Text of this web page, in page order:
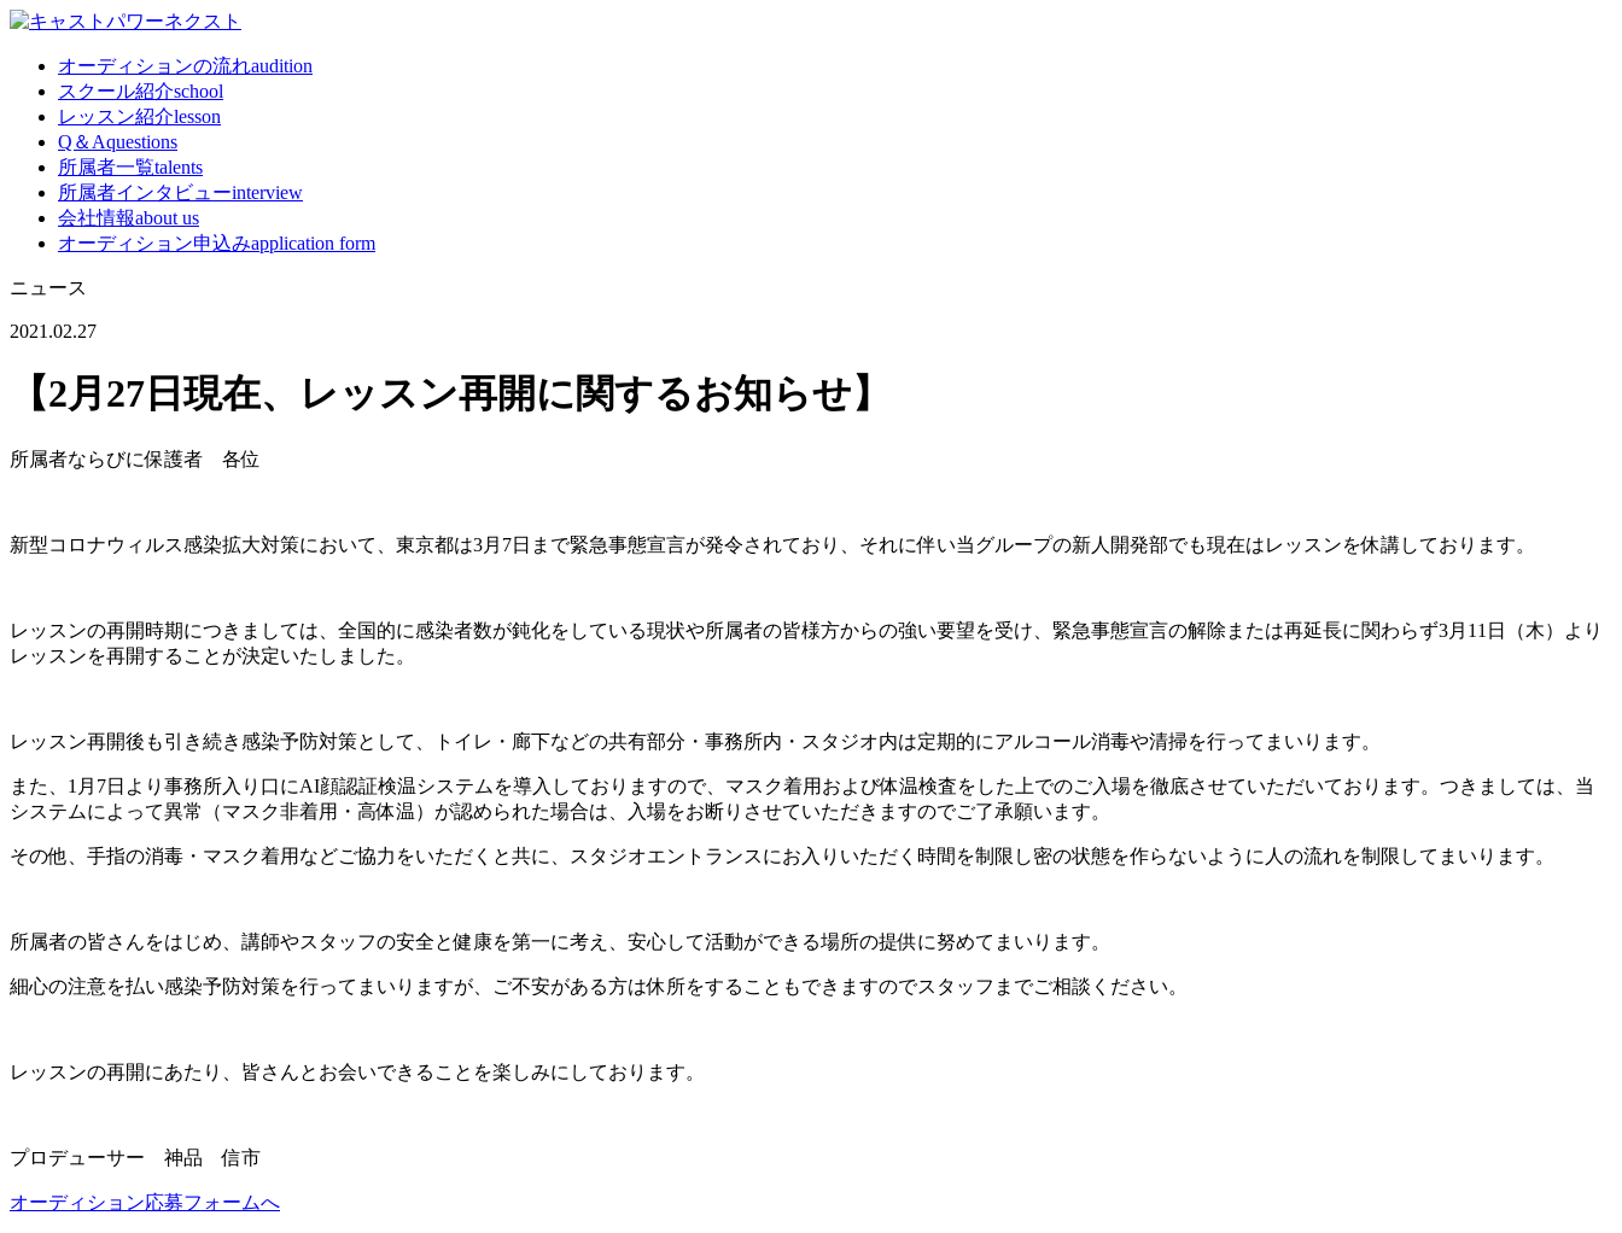
オーディションの流れaudition
スクール紹介school
レッスン紹介lesson
Q＆Aquestions
所属者一覧talents
所属者インタビューinterview
会社情報about us
オーディション申込みapplication form
ニュース
2021.02.27
【2月27日現在、レッスン再開に関するお知らせ】
所属者ならびに保護者 各位
新型コロナウィルス感染拡大対策において、東京都は3月7日まで緊急事態宣言が発令されており、それに伴い当グループの新人開発部でも現在はレッスンを休講しております。
レッスンの再開時期につきましては、全国的に感染者数が鈍化をしている現状や所属者の皆様方からの強い要望を受け、緊急事態宣言の解除または再延長に関わらず3月11日（木）より
レッスンを再開することが決定いたしました。
レッスン再開後も引き続き感染予防対策として、トイレ・廊下などの共有部分・事務所内・スタジオ内は定期的にアルコール消毒や清掃を行ってまいります。
また、1月7日より事務所入り口にAI顔認証検温システムを導入しておりますので、マスク着用および体温検査をした上でのご入場を徹底させていただいております。つきましては、当
システムによって異常（マスク非着用・高体温）が認められた場合は、入場をお断りさせていただきますのでご了承願います。
その他、手指の消毒・マスク着用などご協力をいただくと共に、スタジオエントランスにお入りいただく時間を制限し密の状態を作らないように人の流れを制限してまいります。
所属者の皆さんをはじめ、講師やスタッフの安全と健康を第一に考え、安心して活動ができる場所の提供に努めてまいります。
細心の注意を払い感染予防対策を行ってまいりますが、ご不安がある方は休所をすることもできますのでスタッフまでご相談ください。
レッスンの再開にあたり、皆さんとお会いできることを楽しみにしております。
プロデューサー 神品 信市
オーディション応募フォームへ